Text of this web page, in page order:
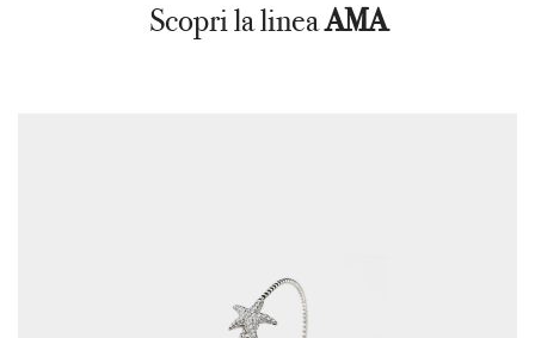
Scopri la lineaAMA